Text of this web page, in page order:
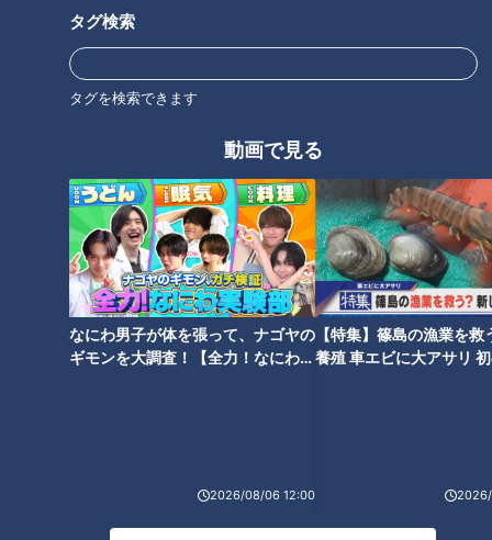
タグ検索
タグを検索できます
動画で見る
なにわ男子が体を張って、ナゴヤの
ギモンを大調査！【全力！なにわ実
2026/08/06 12:00
【特集】篠島の漁業を救
養殖 車エビに大アサリ
チャント！
石丸幹二「すごい痩せました
ね！」…世界一楽なスクワッ
ト！？ダイエットのスペシャリ
ベトコンは何の略？元気が出る
名古屋めし！ベトコンラーメン
の誕生と歴史